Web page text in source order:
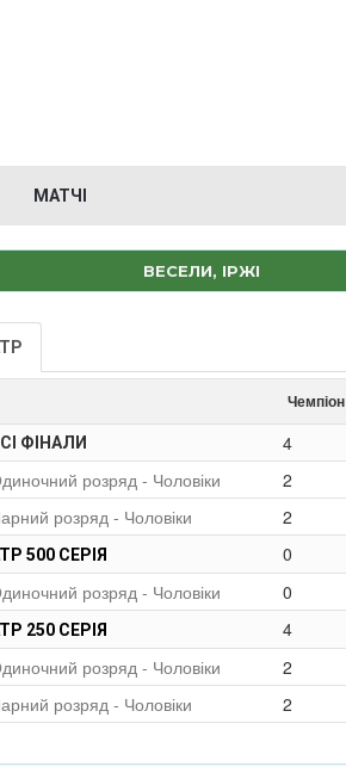
МАТЧІ
ВЕСЕЛИ, ІРЖІ
Чемпіон
ФІНАЛИ 4
розряд - Чоловіки
2
розряд - Чоловіки
2
500 СЕРІЯ 0
розряд - Чоловіки
0
250 СЕРІЯ 4
розряд - Чоловіки
2
розряд - Чоловіки
2